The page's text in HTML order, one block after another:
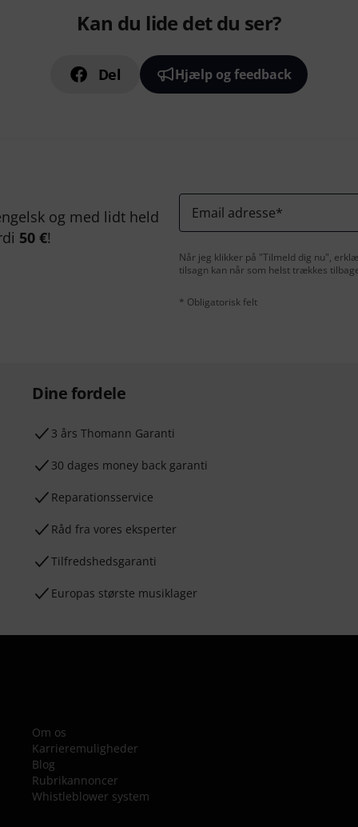
Kan du lide det du ser?
Del Hjælp og feedback
og med lidt held
50 €!
Email adresse*
Når jeg klikker på "Tilmeld dig nu",
tilsagn kan når som helst trækkes
* Obligatorisk felt
Dine fordele
3 års Thomann Garanti
30 dages money back garanti
Reparationsservice
Råd fra vores eksperter
Tilfredshedsgaranti
Europas største musiklager
Om os
Karrieremuligheder
Blog
Rubrikannoncer
Whistleblower system